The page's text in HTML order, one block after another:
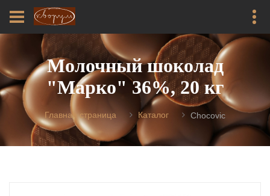
Молочный шоколад
"Марко" 36%, 20 кг
Главная страница Каталог Chocovic